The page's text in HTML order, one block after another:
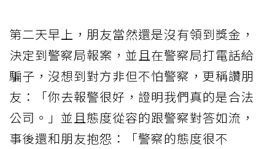
第二天早上，朋友當然還是沒有領到獎金，
決定到警察局報案，並且在警察局打電話給
騙子，沒想到對方非但不怕警察，更稱讚朋
友：「你去報警很好，證明我們真的是合法
公司。」並且態度從容的跟警察對答如流，
事後還和朋友抱怨：「警察的態度很不